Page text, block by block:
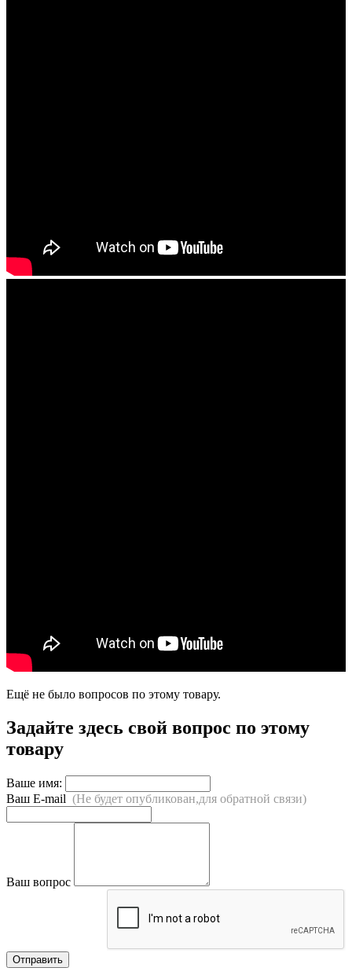
Ещё не было вопросов по этому товару.
Задайте здесь свой вопрос по этому
товару
Ваше имя:
Ваш E-mail (Не будет опубликован,для обратной связи)
Ваш вопрос
Отправить